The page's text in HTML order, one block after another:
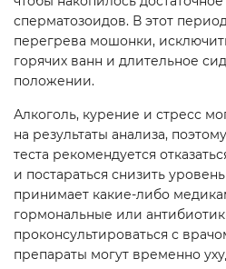
сперматозоидов. В этот
перегрева мошонки,
горячих ванн и длительное
положении.
Алкоголь, курение и стресс
на результаты анализа,
теста рекомендуется
и постараться снизить
принимает какие-либо
гормональные или
проконсультироваться с
препараты могут временно